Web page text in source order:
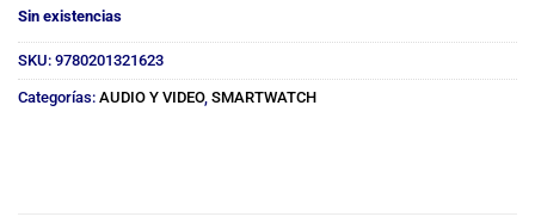
Sin existencias
SKU: 9780201321623
Categorías: AUDIO Y VIDEO, SMARTWATCH